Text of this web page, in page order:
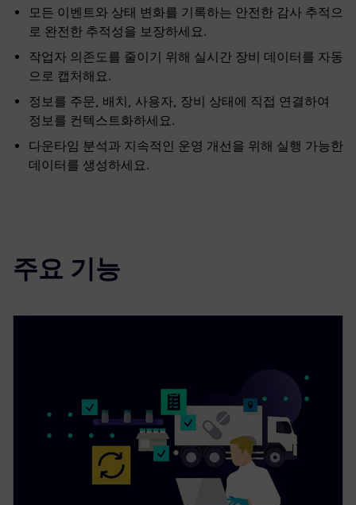
모든 이벤트와 상태 변화를 기록하는 안전한 감사 추적으
로 완전한 추적성을 보장하세요.
작업자 의존도를 줄이기 위해 실시간 장비 데이터를 자동
으로 캡처해요.
정보를 주문, 배치, 사용자, 장비 상태에 직접 연결하여
정보를 컨텍스트화하세요.
다운타임 분석과 지속적인 운영 개선을 위해 실행 가능한
데이터를 생성하세요.
주요 기능